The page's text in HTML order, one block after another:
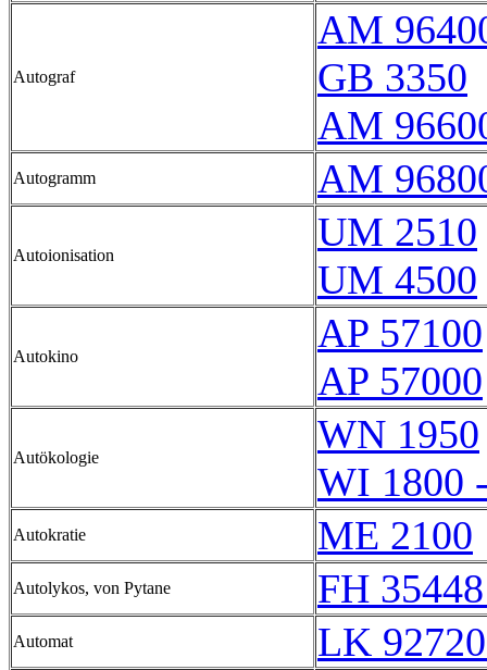
Autograf
AM
GB 3350
AM
Autogramm AM
Autoionisation
UM 2510
UM 4500
Autokino
AP 57100
AP 57000
Autökologie
WN 1950
WI 1800
Autokratie ME 2100
Autolykos, von Pytane FH
Automat LK